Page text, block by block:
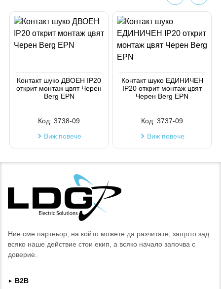
Контакт шуко ДВОЕН IP20
открит монтаж цвят Черен
Berg EPN
Код: 3738-09
Виж повече
Контакт шуко ЕДИНИЧЕН
IP20 открит монтаж цвят
Черен Berg EPN
Код: 3737-09
Виж повече
Ние сме партньор, на който можете да разчитате, защото зад
всяко наше действие стои екип, а всяко начало започва с
доверие.
►
B2B